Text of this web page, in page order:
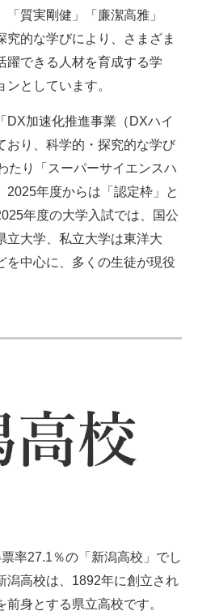
「質実剛健」「廉潔高雅」
究的な学びにより、さまざま
躍できる人材を育成する学
としています。
加速化推進事業（DXハイ
おり、科学的・探究的な学び
たり「スーパーサイエンスハ
2025年度からは「認定枠」と
年度の大学入試では、国公
立大学、私立大学は東洋大
を中心に、多くの生徒が現役
率27.1％の「新潟高校」でし
潟高校は、1892年に創立され
身とする県立高校です。